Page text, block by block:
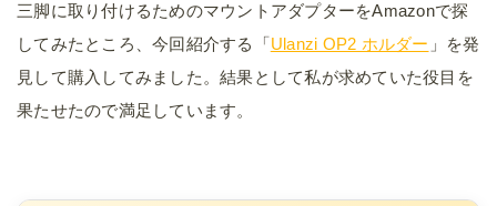
三脚に取り付けるためのマウントアダプターをAmazonで探
してみたところ、今回紹介する「Ulanzi OP2 ホルダー 」を発
見して購入してみました。結果として私が求めていた役目を
果たせたので満足しています。